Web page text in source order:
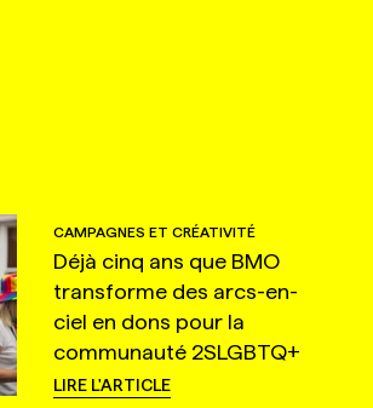
CAMPAGNES ET CRÉATIVITÉ
Déjà cinq ans que BMO
transforme des arcs-en-
ciel en dons pour la
communauté 2SLGBTQ+
LIRE L'ARTICLE